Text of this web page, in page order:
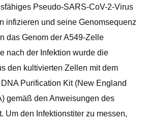
Pseudo-SARS-CoV-2-Virus
infizieren und seine Genomsequenz
das Genom der A549-Zelle
nach der Infektion wurde die
den kultivierten Zellen mit dem
Purification Kit (New England
gemäß den Anweisungen des
Um den Infektionstiter zu messen,